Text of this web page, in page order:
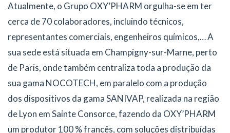
Atualmente, o Grupo OXY’PHARM orgulha-se em ter
cerca de 70 colaboradores, incluindo técnicos,
representantes comerciais, engenheiros químicos,… A
sua sede está situada em Champigny-sur-Marne, perto
de Paris, onde também centraliza toda a produção da
sua gama NOCOTECH, em paralelo com a produção
dos dispositivos da gama SANIVAP, realizada na região
de Lyon em Sainte Consorce, fazendo da OXY’PHARM
um produtor 100 % francês, com soluções distribuídas